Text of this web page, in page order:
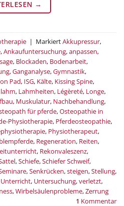
→
| MarkiertAkkupressur,
,Ankaufuntersuchung,anpassen,
, Blockaden, Bodenarbeit,
,Ganganalyse,Gymnastik,
Pad, ISG, Kälte, Kissing Spine,
lahm, Lahmheiten, Légèreté, Longe,
, Muskulatur, Nachbehandlung,
für pferde,Osteopathie in
Physiotherapie, Pferdeosteopathie,
, Physiotherapeut,
, Regeneration, Reiten,
, Rekonvaleszenz,
,Schiefe,Schiefer Schweif,
,Senkrücken,steigen,Stellung,
Unterricht, Untersuchung,verletzt,
,Wirbelsäulenprobleme,Zerrung
1 Kommentar